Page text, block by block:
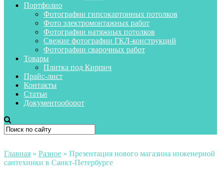
Портфолио
Фотографии гипсокартонных потолков
Фото электромонтажных работ
Фотографии натяжных потолков
Свежие фотографии ГКЛ-конструкций
Фотографии сварочных работ
Товары
Плитка под Кирпич
Прайс-лист
Контакты
Статьи
Документооборот
Главная » Разное » Презентация нового магазина инженерной
сантехники в Санкт-Петербурге